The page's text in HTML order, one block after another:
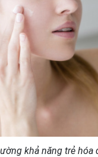
khả năng trẻ